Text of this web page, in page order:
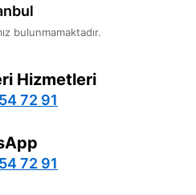
bulunmamaktadır.
Hizmetleri
72 91
72 91